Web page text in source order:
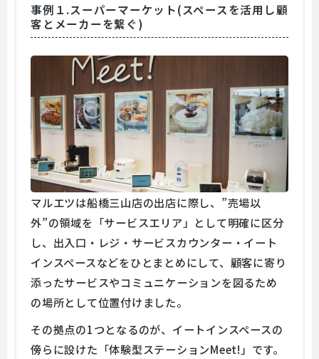
事例１.スーパーマーケット(スペースを活用し顧
客とメーカーを繋ぐ)
マルエツは船橋三山店の出店に際し、”売場以
外”の領域を「サービスエリア」として明確に区分
し、出入口・レジ・サービスカウンター・イート
インスペースなどをひとまとめにして、顧客に寄り
添ったサービスやコミュニケーションを図るため
の場所として位置付けました。
その拠点の1つとなるのが、イートインスペースの
傍らに設けた「体験型ステーションMeet!」です。